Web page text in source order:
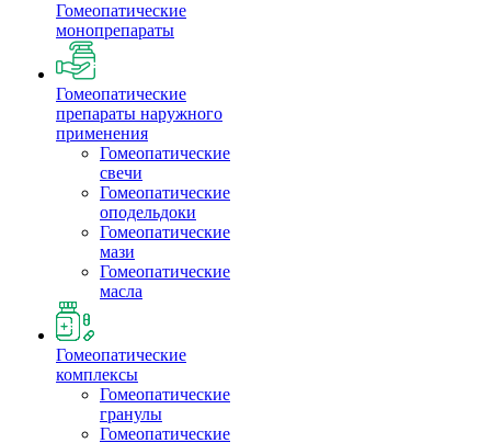
Гомеопатические
монопрепараты
Гомеопатические
препараты наружного
применения
Гомеопатические
свечи
Гомеопатические
оподельдоки
Гомеопатические
мази
Гомеопатические
масла
Гомеопатические
комплексы
Гомеопатические
гранулы
Гомеопатические